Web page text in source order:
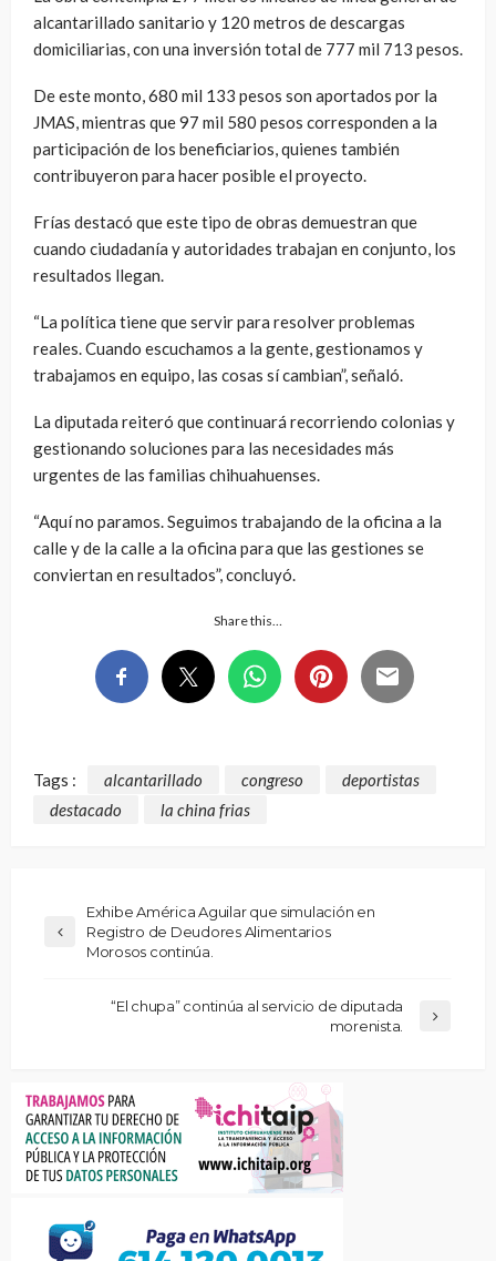
alcantarillado sanitario y 120 metros de descargas
domiciliarias, con una inversión total de 777 mil 713 pesos.
De este monto, 680 mil 133 pesos son aportados por la
JMAS, mientras que 97 mil 580 pesos corresponden a la
participación de los beneficiarios, quienes también
contribuyeron para hacer posible el proyecto.
Frías destacó que este tipo de obras demuestran que
cuando ciudadanía y autoridades trabajan en conjunto, los
resultados llegan.
“La política tiene que servir para resolver problemas
reales. Cuando escuchamos a la gente, gestionamos y
trabajamos en equipo, las cosas sí cambian”, señaló.
La diputada reiteró que continuará recorriendo colonias y
gestionando soluciones para las necesidades más
urgentes de las familias chihuahuenses.
“Aquí no paramos. Seguimos trabajando de la oficina a la
calle y de la calle a la oficina para que las gestiones se
conviertan en resultados”, concluyó.
Share this…
Tags : alcantarillado congreso
deportistas
destacado
la china frias
Exhibe América Aguilar que simulación en
Registro de Deudores Alimentarios
Morosos continúa.
“El chupa” continúa al servicio de diputada
morenista.